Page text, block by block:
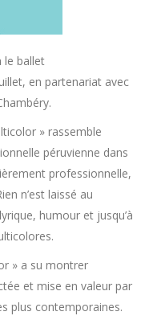
le ballet
en partenariat avec
» rassemble
péruvienne dans
professionnelle,
n’est laissé au
humour et jusqu’à
» a su montrer
et mise en valeur par
plus contemporaines.